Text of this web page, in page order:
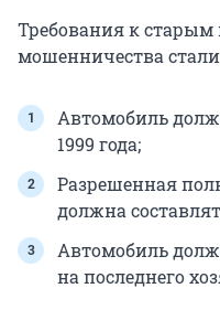
Требования к
мошенничества
Автомобиль
1999 года;
Разрешенная
должна
Автомобиль
на последнего